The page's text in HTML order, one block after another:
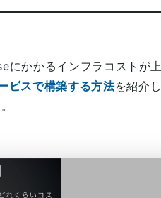
にかかるインフラコストが
ビスで構築する方法を紹介